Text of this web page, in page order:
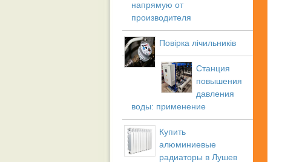
напрямую от
производителя
Повірка лічильників
Станция
повышения
давления
воды: применение
Купить
алюминиевые
радиаторы в Лушев